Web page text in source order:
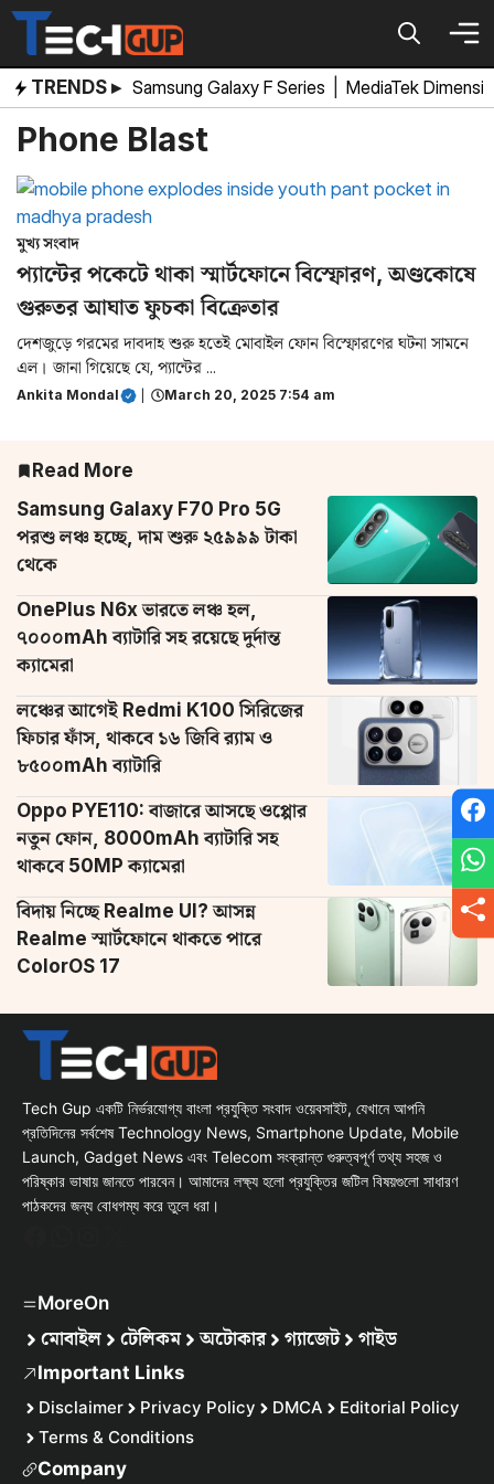
Skip
content
TRENDS ▸ Samsung Galaxy F Series MediaTek
Phone Blast
মুখ্য সংবাদ
প্যান্টের পকেটে থাকা স্মার্টফোনে বিস্ফোরণ, অণ্ডকোষে
গুরুতর আঘাত ফুচকা বিক্রেতার
দেশজুড়ে গরমের দাবদাহ শুরু হতেই মোবাইল ফোন বিস্ফোরণের ঘটনা সামনে
এল। জানা গিয়েছে যে, প্যান্টের ...
Ankita Mondal March 20, 2025 7:54 am
Read More
Samsung Galaxy F70 Pro 5G
পরশু লঞ্চ হচ্ছে, দাম শুরু ২৫৯৯৯ টাকা
থেকে
OnePlus N6x ভারতে লঞ্চ হল,
৭০০০mAh ব্যাটারি সহ রয়েছে দুর্দান্ত
ক্যামেরা
লঞ্চের আগেই Redmi K100 সিরিজের
ফিচার ফাঁস, থাকবে ১৬ জিবি র‌্যাম ও
৮৫০০mAh ব্যাটারি
Oppo PYE110: বাজারে আসছে ওপ্পোর
নতুন ফোন, 8000mAh ব্যাটারি সহ
থাকবে 50MP ক্যামেরা
বিদায় নিচ্ছে Realme UI? আসন্ন
Realme স্মার্টফোনে থাকতে পারে
ColorOS 17
Tech Gup একটি নির্ভরযোগ্য বাংলা প্রযুক্তি সংবাদ ওয়েবসাইট, যেখানে আপনি
প্রতিদিনের সর্বশেষ Technology News, Smartphone Update, Mobile
Launch, Gadget News এবং Telecom সংক্রান্ত গুরুত্বপূর্ণ তথ্য সহজ ও
পরিষ্কার ভাষায় জানতে পারবেন। আমাদের লক্ষ্য হলো প্রযুক্তির জটিল বিষয়গুলো সাধারণ
পাঠকদের জন্য বোধগম্য করে তুলে ধরা।
MoreOn
মোবাইল টেলিকম অটোকার গ্যাজেট গাইড
Important Links
Disclaimer Privacy Policy DMCA
Editorial Policy
Terms & Conditions
Company